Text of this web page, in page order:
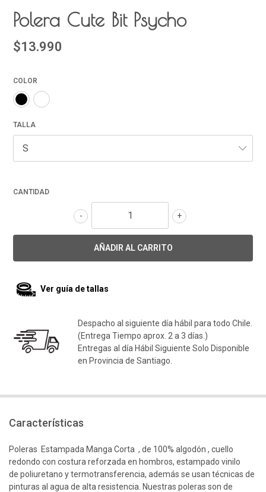
Polera Cute Bit Psycho
$13.990
COLOR
TALLA
CANTIDAD
+
-
Ver guía de tallas
Despacho al siguiente día hábil para todo Chile.
(Entrega Tiempo aprox. 2 a 3 días.)
Entregas al día Hábil Siguiente Solo Disponible
en Provincia de Santiago.
Características
Poleras Estampada Manga Corta , de 100% algodón , cuello
redondo con costura reforzada en hombros, estampado vinilo
de poliuretano y termotransferencia, además se usan técnicas de
pinturas al agua de alta resistencia. Nuestras poleras son de